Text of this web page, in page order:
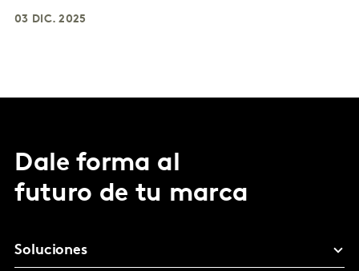
03 DIC. 2025
Dale forma al
futuro de tu marca
Soluciones